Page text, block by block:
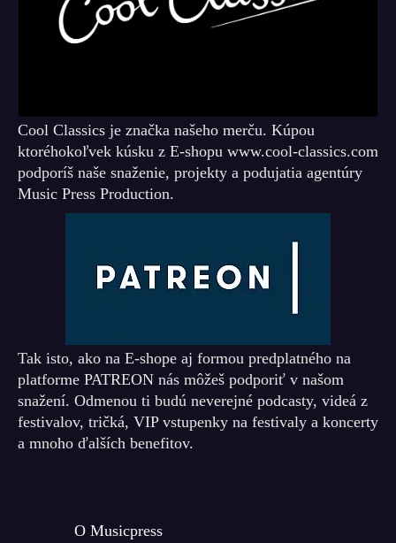
Cool Classics je značka našeho merču. Kúpou
ktoréhokoľvek kúsku z E-shopu www.cool-classics.com
podporíš naše snaženie, projekty a podujatia agentúry
Music Press Production.
Tak isto, ako na E-shope aj formou predplatného na
platforme PATREON nás môžeš podporiť v našom
snažení. Odmenou ti budú neverejné podcasty, videá z
festivalov, tričká, VIP vstupenky na festivaly a koncerty
a mnoho ďalších benefitov.
O Musicpress